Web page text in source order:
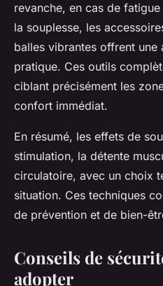
revanche, en cas de
la souplesse, les
balles vibrantes offrent
pratique. Ces outils
ciblant précisément les
confort immédiat.
En résumé, les effets de
stimulation, la détente
circulatoire, avec un choix
situation. Ces techniques
de prévention et de bien-
Conseils de
adopter